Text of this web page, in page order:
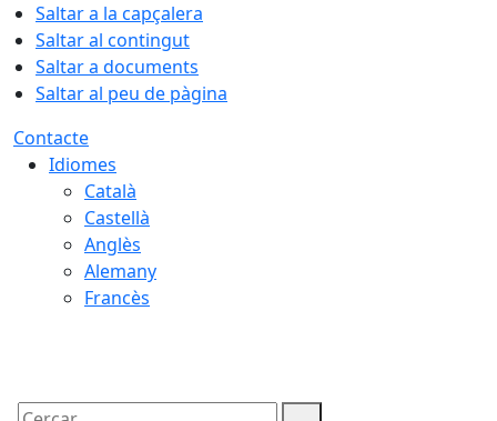
Saltar a la capçalera
Saltar al contingut
Saltar a documents
Saltar al peu de pàgina
Contacte
Idiomes
Català
Castellà
Anglès
Alemany
Francès